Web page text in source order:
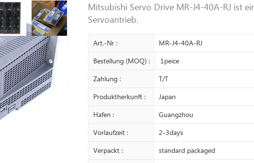
Mitsubishi Servo Drive MR-J4-40A-RJ ist
Servoantrieb.
Art.-Nr :
MR-J4-40A-RJ
Bestellung (MOQ) :
1peice
Zahlung :
T/T
Produktherkunft :
Japan
Hafen :
Guangzhou
Vorlaufzeit :
2-3days
Verpackt :
standard packaged